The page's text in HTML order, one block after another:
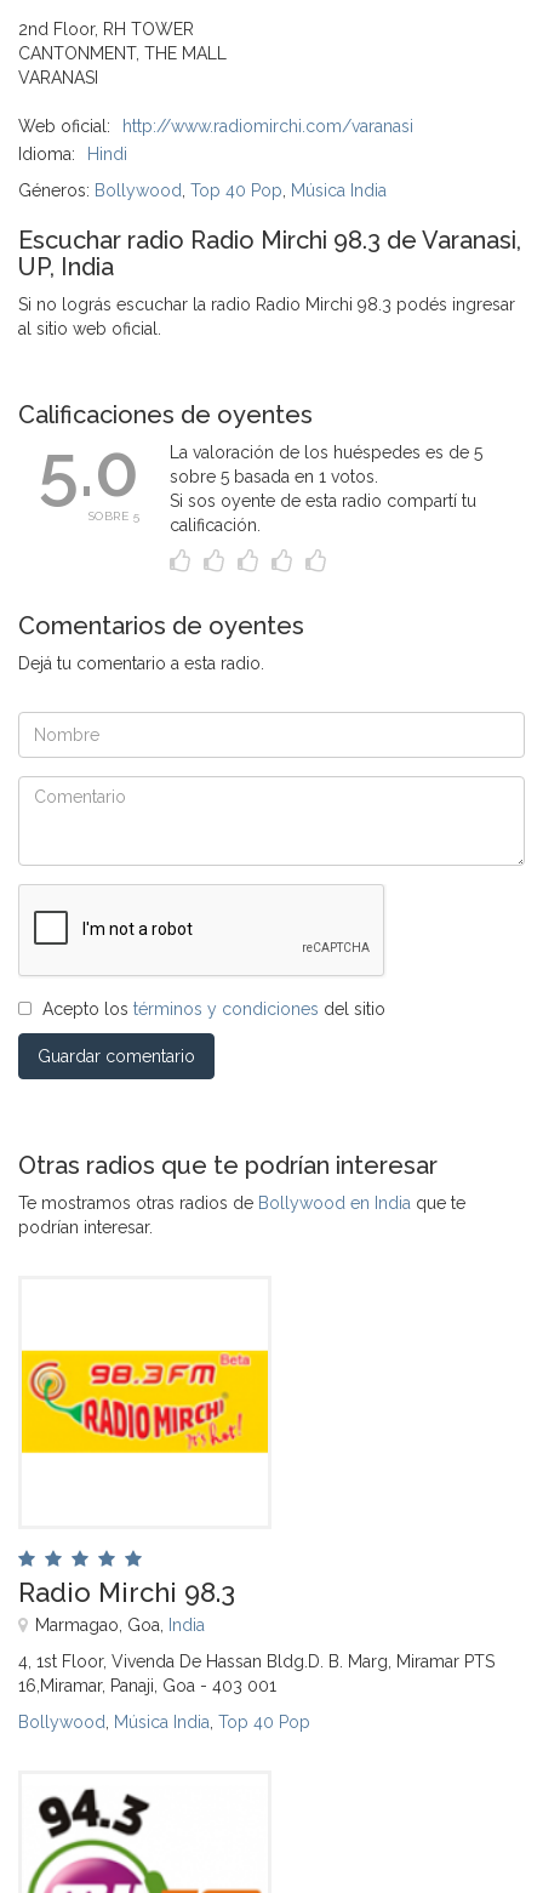
2nd Floor, RH TOWER
CANTONMENT, THE MALL
VARANASI
Web oficial:
http://www.radiomirchi.com/varanasi
Idioma:
Hindi
Géneros: Bollywood Top 40 Pop Música India
Escuchar radio Radio Mirchi 98.3 de Varanasi,
UP, India
Si no lográs escuchar la radio Radio Mirchi 98.3 podés ingresar
al sitio web oficial.
Calificaciones de oyentes
5.0
SOBRE 5
La valoración de los huéspedes es de 5
sobre 5 basada en 1 votos.
Si sos oyente de esta radio compartí tu
calificación.
Comentarios de oyentes
Dejá tu comentario a esta radio.
Acepto los términos y condiciones del sitio
Guardar comentario
Otras radios que te podrían interesar
Te mostramos otras radios de Bollywood en India que te
podrían interesar.
Radio Mirchi 98.3
Marmagao, Goa, India
4, 1st Floor, Vivenda De Hassan Bldg.D. B. Marg, Miramar PTS
16,Miramar, Panaji, Goa - 403 001
Bollywood Música India Top 40 Pop